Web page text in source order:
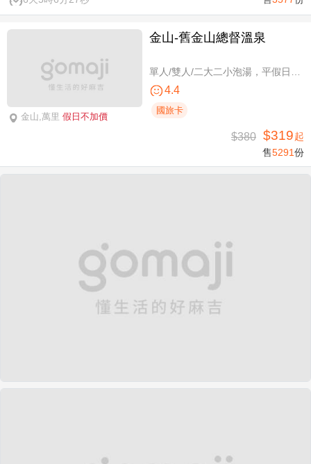
金山,萬里 假日不加價
金山-舊金山總督溫泉
4.4
國旅卡
$380 $319起
售5291份